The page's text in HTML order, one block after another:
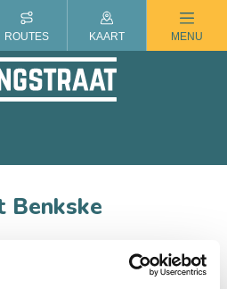
Benkske
een lunchroom waar mensen
werken. Zij serveren
ROUTES KAART MENU